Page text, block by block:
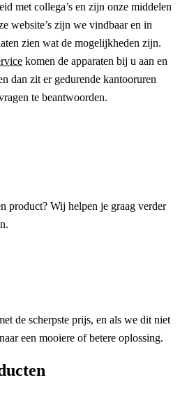
met collega’s en zijn onze middelen
website’s zijn we vindbaar en in
zien wat de mogelijkheden zijn.
komen de apparaten bij u aan en
dan zit er gedurende kantooruren
te beantwoorden.
product? Wij helpen je graag verder
de scherpste prijs, en als we dit niet
een mooiere of betere oplossing.